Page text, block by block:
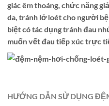
giác êm thoáng, chức năng
da, tránh lở loét cho người
biệt có tác dụng tránh đau
muốn vết đau tiếp xúc trực
HƯỚNG DẪN SỬ DỤNG